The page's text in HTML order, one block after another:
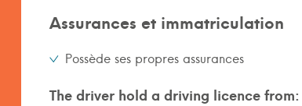
Assurances et immatriculation
Possède ses propres assurances
The driver hold a driving licence from: